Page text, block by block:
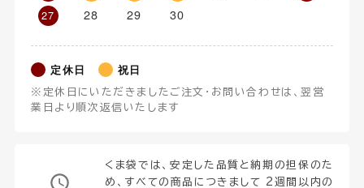
27
28 29 30
定休日 祝日
※定休日にいただきましたご注文・お問い合わせは、翌営
業日より順次返信いたします
くま袋では、安定した品質と納期の担保のた
め、すべての商品につきまして 2週間以内の